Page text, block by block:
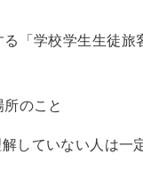
る「学校学生生徒旅
のこと
していない人は一